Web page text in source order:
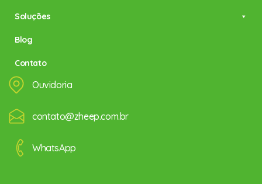
Soluções
Blog
Contato
Ouvidoria
contato@zheep.com.br
WhatsApp